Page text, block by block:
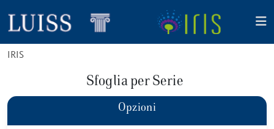
IRIS
Sfoglia per Serie
Opzioni